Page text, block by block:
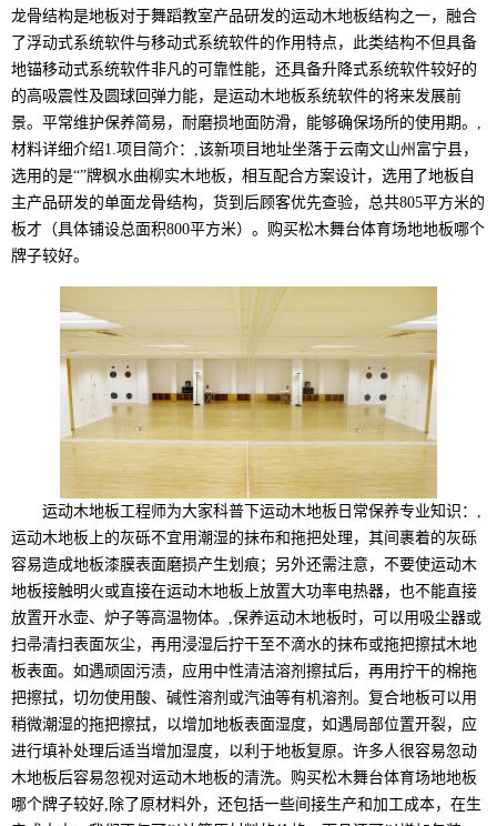
龙骨结构是地板对于舞蹈教室产品研发的运动木地板结构之一，融合
了浮动式系统软件与移动式系统软件的作用特点，此类结构不但具备
地锚移动式系统软件非凡的可靠性能，还具备升降式系统软件较好的
的高吸震性及圆球回弹力能，是运动木地板系统软件的将来发展前
景。平常维护保养简易，耐磨损地面防滑，能够确保场所的使用期。,
材料详细介绍1.项目简介：,该新项目地址坐落于云南文山州富宁县，
选用的是“”牌枫水曲柳实木地板，相互配合方案设计，选用了地板自
主产品研发的单面龙骨结构，货到后顾客优先查验，总共805平方米的
板才（具体铺设总面积800平方米）。购买松木舞台体育场地地板哪个
牌子较好。
运动木地板工程师为大家科普下运动木地板日常保养专业知识：,
运动木地板上的灰砾不宜用潮湿的抹布和拖把处理，其间裹着的灰砾
容易造成地板漆膜表面磨损产生划痕；另外还需注意，不要使运动木
地板接触明火或直接在运动木地板上放置大功率电热器，也不能直接
放置开水壶、炉子等高温物体。,保养运动木地板时，可以用吸尘器或
扫帚清扫表面灰尘，再用浸湿后拧干至不滴水的抹布或拖把擦拭木地
板表面。如遇顽固污渍，应用中性清洁溶剂擦拭后，再用拧干的棉拖
把擦拭，切勿使用酸、碱性溶剂或汽油等有机溶剂。复合地板可以用
稍微潮湿的拖把擦拭，以增加地板表面湿度，如遇局部位置开裂，应
进行填补处理后适当增加湿度，以利于地板复原。许多人很容易忽动
木地板后容易忽视对运动木地板的清洗。购买松木舞台体育场地地板
哪个牌子较好,除了原材料外，还包括一些间接生产和加工成本，在生